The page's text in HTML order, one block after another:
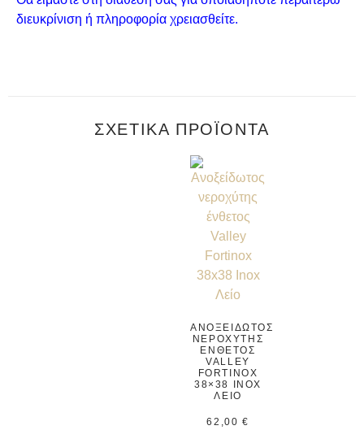
διευκρίνιση ή πληροφορία χρειασθείτε.
ΣΧΕΤΙΚΆ ΠΡΟΪΌΝΤΑ
ΑΝΟΞΕΊΔΩΤΟΣ
ΝΕΡΟΧΎΤΗΣ
ΈΝΘΕΤΟΣ
VALLEY
FORTINOX
38×38 INOX
ΛΕΊΟ
62,00€